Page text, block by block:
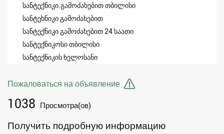
სანტექნიკი.გამოძახებით თბილისი
სანტეხნიკი გამოძახებით
სანტექნიკი გამოძახებით 24 საათი
სანტექნიკოსი თბილისი
სანტექნიკის ხელოსანი
Пожаловаться на объявление
1038 Просмотра(ов)
Получить подробную информацию